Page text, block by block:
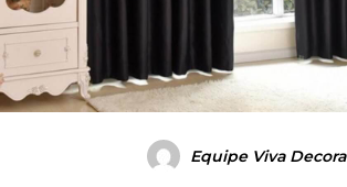
Equipe Viva Decora